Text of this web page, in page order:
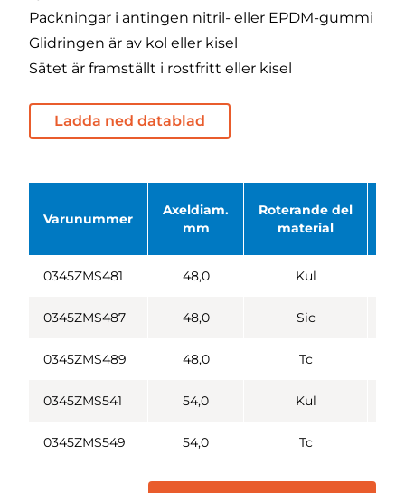
Packningar i antingen nitril- eller EPDM-gummi
Glidringen är av kol eller kisel
Sätet är framställt i rostfritt eller kisel
Ladda ned datablad
Varunummer
Axeldiam.
mm
Roterande del
material
0345ZMS481 48,0 Kul
0345ZMS487 48,0 Sic
0345ZMS489 48,0 Tc
0345ZMS541 54,0 Kul
0345ZMS549 54,0 Tc